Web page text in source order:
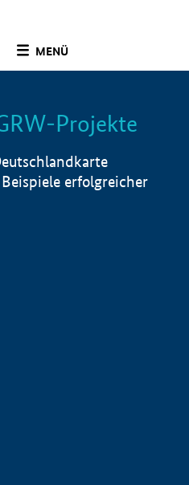
MENÜ
Info
Projekte
erfolgreicher